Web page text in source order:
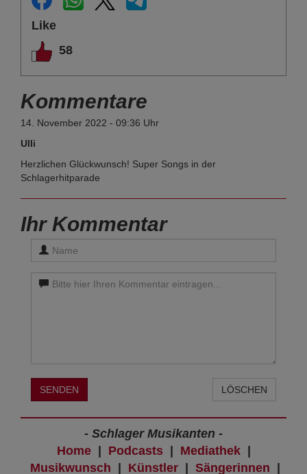
Like
58
Kommentare
14. November 2022 - 09:36 Uhr
Ulli
Herzlichen Glückwunsch! Super Songs in der
Schlagerhitparade
Ihr Kommentar
SENDEN LÖSCHEN
- Schlager Musikanten -
Home| Podcasts| Mediathek|
Musikwunsch | Künstler | Sängerinnen |